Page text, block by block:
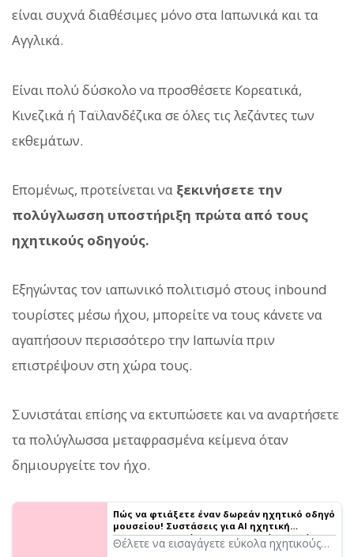
είναι συχνά διαθέσιμες μόνο στα Ιαπωνικά και τα
Αγγλικά.
Είναι πολύ δύσκολο να προσθέσετε Κορεατικά,
Κινεζικά ή Ταϊλανδέζικα σε όλες τις λεζάντες των
εκθεμάτων.
Επομένως, προτείνεται να ξεκινήσετε την
πολύγλωσση υποστήριξη πρώτα από τους
ηχητικούς οδηγούς.
Εξηγώντας τον ιαπωνικό πολιτισμό στους inbound
τουρίστες μέσω ήχου, μπορείτε να τους κάνετε να
αγαπήσουν περισσότερο την Ιαπωνία πριν
επιστρέψουν στη χώρα τους.
Συνιστάται επίσης να εκτυπώσετε και να αναρτήσετε
τα πολύγλωσσα μεταφρασμένα κείμενα όταν
δημιουργείτε τον ήχο.
Πώς να φτιάξετε έναν δωρεάν ηχητικό οδηγό
μουσείου! Συστάσεις για AI ηχητική
καθοδήγηση ακόμα και για μικρά μουσεία και
μόνιμες εκθέσεις
Θέλετε να εισαγάγετε εύκολα ηχητικούς